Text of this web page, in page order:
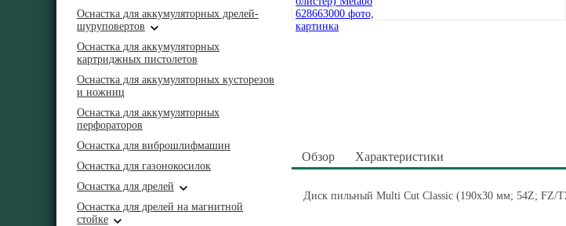
Оснастка для аккумуляторных дрелей-
шуруповертов
Оснастка для аккумуляторных
картриджных пистолетов
Оснастка для аккумуляторных кусторезов
и ножниц
Оснастка для аккумуляторных
перфораторов
Оснастка для виброшлифмашин
Оснастка для газонокосилок
Оснастка для дрелей
Оснастка для дрелей на магнитной
стойке
Обзор Характеристики
Диск пильный Multi Cut Classic (190x30 мм; 54Z; FZ/